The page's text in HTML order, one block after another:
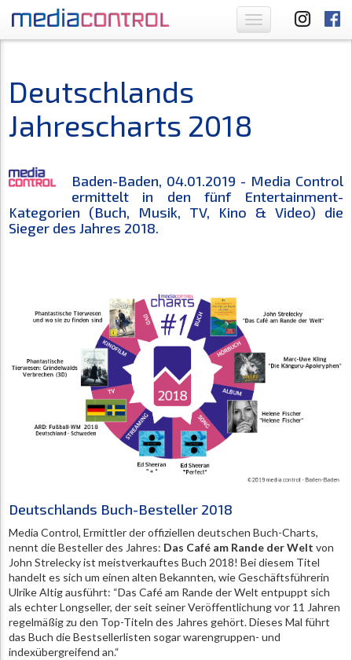
Toggle
navigation
Deutschlands
Jahrescharts 2018
Baden-Baden, 04.01.2019 - Media Control
ermittelt in den fünf Entertainment-
Kategorien (Buch, Musik, TV, Kino & Video) die
Sieger des Jahres 2018.
Deutschlands Buch-Besteller 2018
Media Control, Ermittler der offiziellen deutschen Buch-Charts,
nennt die Besteller des Jahres: Das Café am Rande der Welt von
John Strelecky ist meistverkauftes Buch 2018! Bei diesem Titel
handelt es sich um einen alten Bekannten, wie Geschäftsführerin
Ulrike Altig ausführt: “Das Café am Rande der Welt entpuppt sich
als echter Longseller, der seit seiner Veröffentlichung vor 11 Jahren
regelmäßig zu den Top-Titeln des Jahres gehört. Dieses Mal führt
das Buch die Bestsellerlisten sogar warengruppen- und
indexübergreifend an.“